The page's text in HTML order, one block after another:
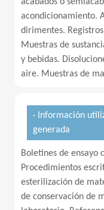
acondicionamiento.
dirimentes.
Muestras de
y bebidas.
aire. Muestras de
· Información
generada
Boletines de ensayo
Procedimientos
esterilización de
de conservación de